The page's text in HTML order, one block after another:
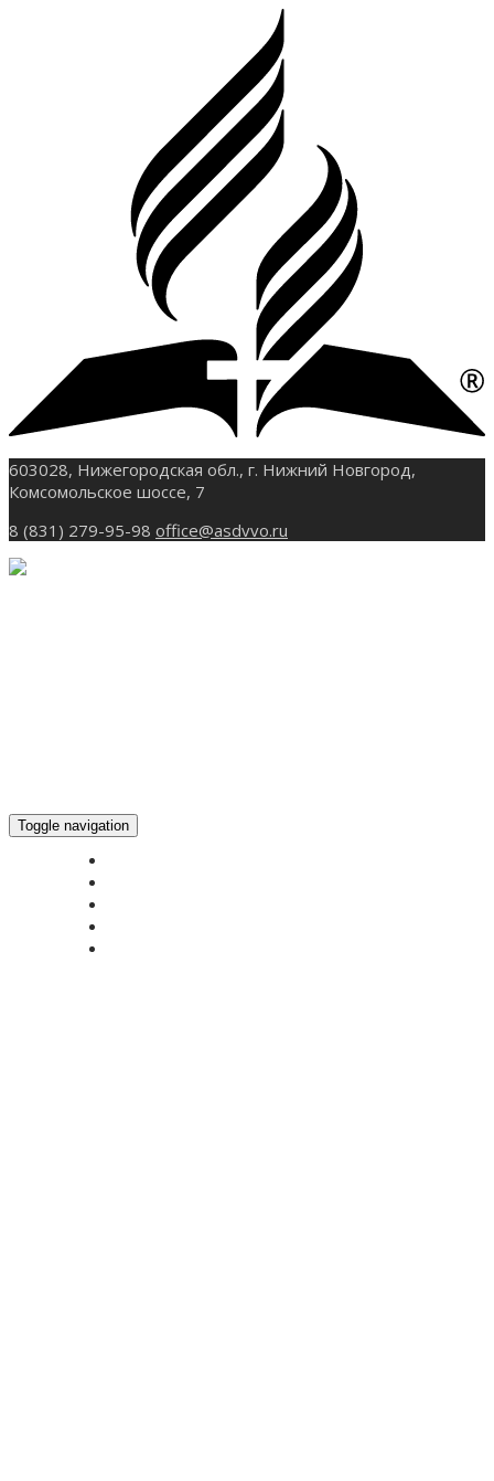
603028, Нижегородская обл., г. Нижний Новгород,
Комсомольское шоссе, 7
8 (831) 279-95-98 office@asdvvo.ru
Toggle navigation